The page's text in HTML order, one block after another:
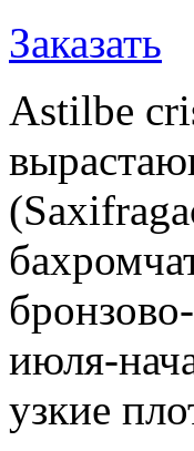
Заказать
Astilbe
июля-
узкие